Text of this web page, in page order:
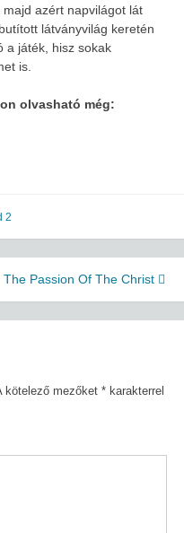
azért napvilágot lát
látványvilág keretén
a játék, hisz sokak
is.
olvasható még:
2
The Passion Of The Christ
kötelező mezőket *karakterrel